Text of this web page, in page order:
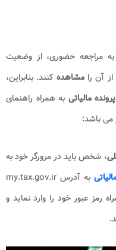
به مراجعه حضوری، از وضعیت
آن رامشاهده کنند. بنابراین،
مالیاتی​ به همراه راهنمای
می باشد:
، شخص باید در مرورگر خود به
به آدرس my.tax.gov.ir
رمز عبور خود را وارد نماید و